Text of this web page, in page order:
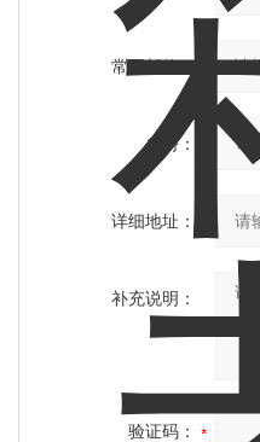
常用邮箱：
省份：
详细地址：
补充说明：
验证码：